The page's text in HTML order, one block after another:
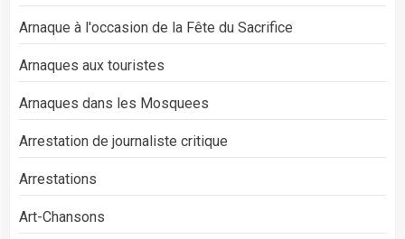
Arnaque à l'occasion de la Fête du Sacrifice
Arnaques aux touristes
Arnaques dans les Mosquees
Arrestation de journaliste critique
Arrestations
Art-Chansons